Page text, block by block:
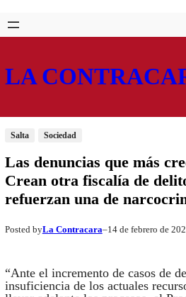
Saltar
al
Skip
to
LA
Salta Sociedad
Las denuncias que más
Crean otra fiscalía de
refuerzan una de
Posted byLa Contracara–14 de febrero de
“Ante el incremento de casos de
insuficiencia de los actuales